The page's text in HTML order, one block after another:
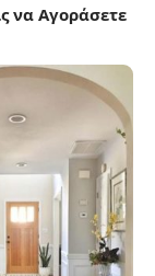
να Αγοράσετε